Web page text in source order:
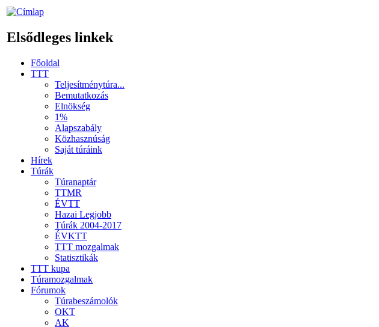
Elsődleges linkek
Főoldal
TTT
Teljesítménytúra...
Bemutatkozás
Elnökség
1%
Alapszabály
Közhasznúság
Saját túráink
Hírek
Túrák
Túranaptár
TTMR
ÉVTT
Hazai Legjobb
Túrák 2004-2017
ÉVKTT
TTT mozgalmak
Statisztikák
TTT kupa
Túramozgalmak
Fórumok
Túrabeszámolók
OKT
AK